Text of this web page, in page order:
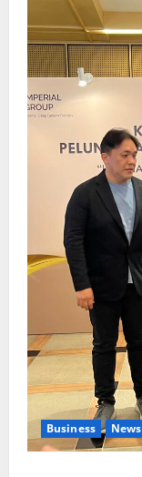
Business News